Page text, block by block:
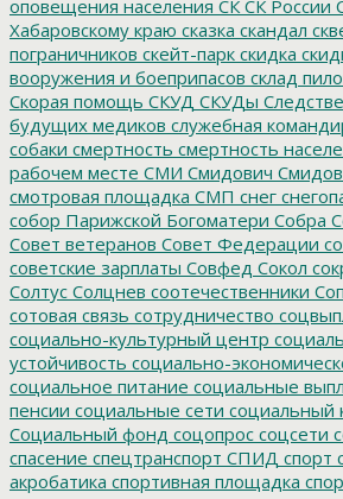
оповещения населения СК СК России
Хабаровскому краю сказка скандал
пограничников скейт-парк скидка
вооружения и боеприпасов склад
Скорая помощь СКУД СКУДы
будущих медиков служебная
собаки смертность смертность
рабочем месте СМИ Смидович
смотровая площадка СМП снег
собор Парижской Богоматери Собра
Совет ветеранов Совет Федерации
советские зарплаты Совфед Сокол
Солтус Солцнев соотечественники
сотовая связь сотрудничество
социально-культурный центр
устойчивость социально-
социальное питание социальные
пенсии социальные сети социальный
Социальный фонд соцопрос соцсети
спасение спецтранспорт СПИД спорт
акробатика спортивная площадка